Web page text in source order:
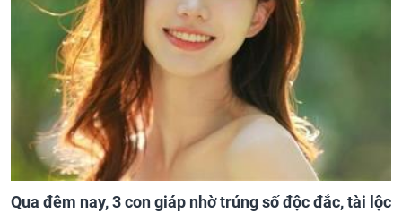
Qua đêm nay, 3 con giáp nhờ trúng số độc đắc, tài lộc